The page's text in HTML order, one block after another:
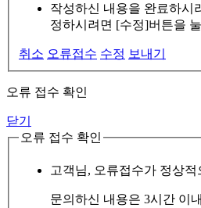
작성하신 내용을 완료하시
정하시려면 [수정]버튼을
취소 오류접수 수정 보내기
오류 접수 확인
닫기
오류 접수 확인
고객님, 오류접수가 정상
문의하신 내용은 3시간 이